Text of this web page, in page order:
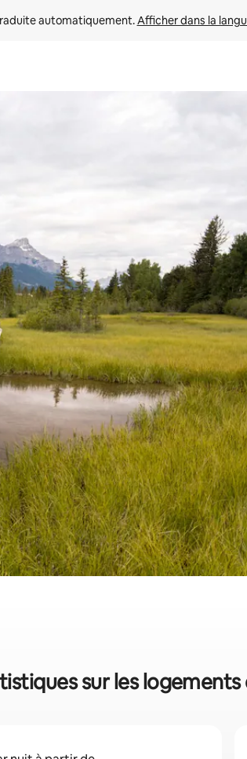
automatiquement. Afficher dans la
le haut et vers le bas, ou en appuyant
sur les logements